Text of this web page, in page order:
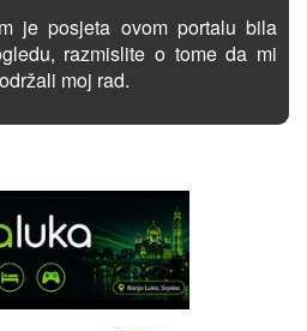
je posjeta ovom portalu bila
razmislite o tome da mi
moj rad.